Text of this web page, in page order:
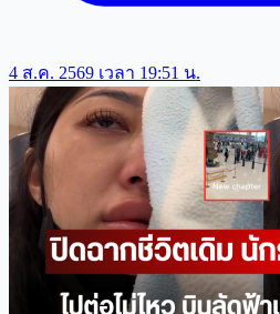
4 ส.ค. 2569 เวลา 19:51 น.